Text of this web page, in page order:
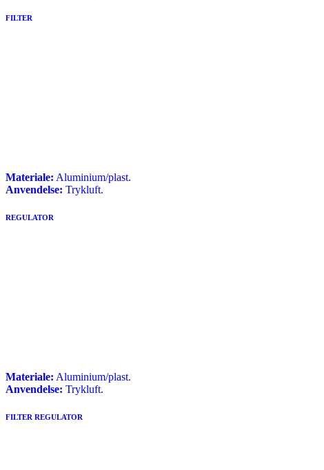
FILTER
Materiale: Aluminium/plast.
Anvendelse: Trykluft.
REGULATOR
Materiale: Aluminium/plast.
Anvendelse: Trykluft.
FILTER REGULATOR